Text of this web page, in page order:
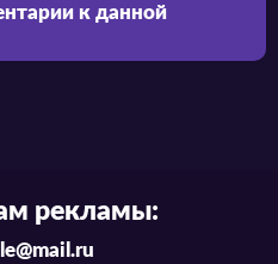
к данной
рекламы: